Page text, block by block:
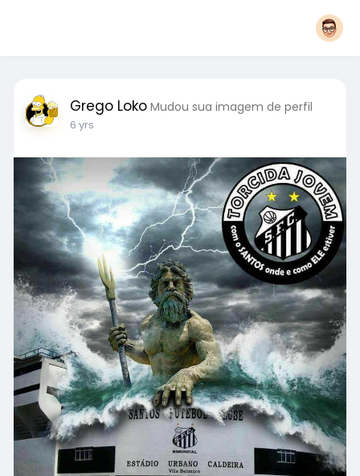
Grego Loko Mudou sua imagem de perfil
6 yrs